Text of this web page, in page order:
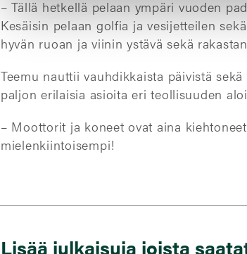
– Tällä hetkellä pelaan ympäri vuoden
Kesäisin pelaan golfia ja vesijetteilen
hyvän ruoan ja viinin ystävä sekä
Teemu nauttii vauhdikkaista päivistä
paljon erilaisia asioita eri teollisuuden
– Moottorit ja koneet ovat aina
mielenkiintoisempi!
Lisää julkaisuja joista